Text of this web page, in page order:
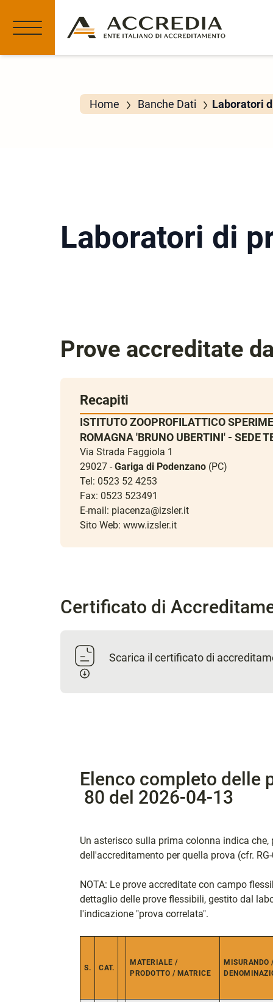
Home Banche Dati Laboratori
Laboratori di
Prove accreditate
Recapiti
ISTITUTO ZOOPROFILATTICO
ROMAGNA 'BRUNO UBERTINI' - SEDE
Via Strada Faggiola 1
29027 -Gariga di Podenzano (PC)
Tel: 0523 52 4253
Fax: 0523 523491
E-mail: piacenza@izsler.it
Sito Web: www.izsler.it
Certificato di
Scarica il certificato di
Elenco completo delle
80 del 2026-04-13
Un asterisco sulla prima colonna indica
dell'accreditamento per quella prova (cfr.
NOTA: Le prove accreditate con campo
dettaglio delle prove flessibili, gestito dal
l'indicazione "prova correlata".
S. CAT.
MATERIALE /
PRODOTTO / MATRICE
MISURANDO